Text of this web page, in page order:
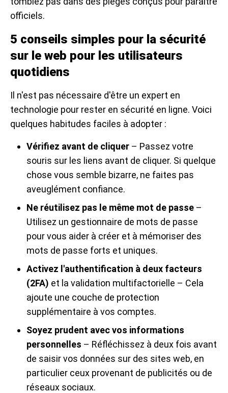
officiels.
5 conseils simples pour la sécurité
sur le web pour les utilisateurs
quotidiens
Il n'est pas nécessaire d'être un expert en
technologie pour rester en sécurité en ligne. Voici
quelques habitudes faciles à adopter :
Vérifiez avant de cliquer – Passez votre
souris sur les liens avant de cliquer. Si quelque
chose vous semble bizarre, ne faites pas
aveuglément confiance.
Ne réutilisez pas le même mot de passe –
Utilisez un gestionnaire de mots de passe
pour vous aider à créer et à mémoriser des
mots de passe forts et uniques.
Activez l'authentification à deux facteurs
(2FA) et la validation multifactorielle – Cela
ajoute une couche de protection
supplémentaire à vos comptes.
Soyez prudent avec vos informations
personnelles – Réfléchissez à deux fois avant
de saisir vos données sur des sites web, en
particulier ceux provenant de publicités ou de
réseaux sociaux.